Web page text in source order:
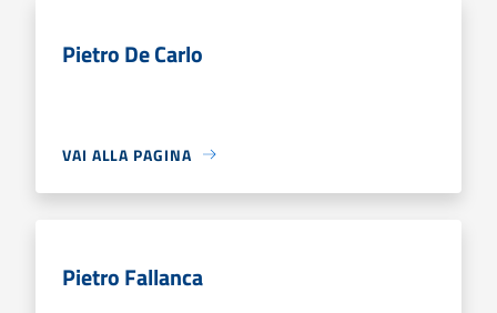
Pietro De Carlo
VAI ALLA PAGINA
Pietro Fallanca